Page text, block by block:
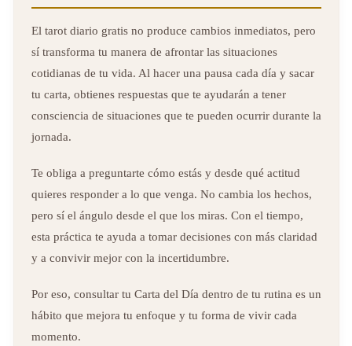
El tarot diario gratis no produce cambios inmediatos, pero
sí transforma tu manera de afrontar las situaciones
cotidianas de tu vida. Al hacer una pausa cada día y sacar
tu carta, obtienes respuestas que te ayudarán a tener
consciencia de situaciones que te pueden ocurrir durante la
jornada.
Te obliga a preguntarte cómo estás y desde qué actitud
quieres responder a lo que venga. No cambia los hechos,
pero sí el ángulo desde el que los miras. Con el tiempo,
esta práctica te ayuda a tomar decisiones con más claridad
y a convivir mejor con la incertidumbre.
Por eso, consultar tu Carta del Día dentro de tu rutina es un
hábito que mejora tu enfoque y tu forma de vivir cada
momento.